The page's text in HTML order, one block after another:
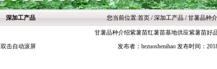
深加工产品 您当前位置:首页 / 深加工产品 / 甘薯品种
甘薯品种介绍紫薯苗红薯苗基地供应紫薯苗好
双击自动滚屏
发布者：hezuoshenihao 发布时间：